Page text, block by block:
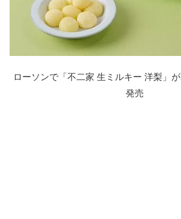
ローソンで「不二家 生ミルキー 洋梨」
発売